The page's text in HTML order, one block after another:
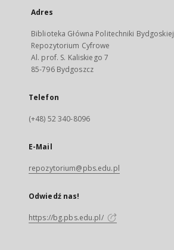
Adres
Biblioteka Główna Politechniki Bydgoskiej
Repozytorium Cyfrowe
Al. prof. S. Kaliskiego 7
85-796 Bydgoszcz
Telefon
(+48) 52 340-8096
E-Mail
repozytorium@pbs.edu.pl
Odwiedź nas!
https://bg.pbs.edu.pl/